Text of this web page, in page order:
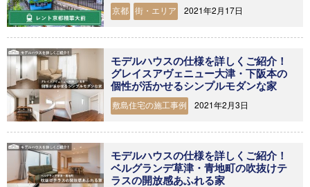
京都 街・エリア 2021年2月17日
モデルハウスの仕様を詳しくご紹介！
グレイスアヴェニュー大津・下阪本の
個性が活かせるシンプルモダンな家
敷島住宅の施工事例 2021年2月3日
モデルハウスの仕様を詳しくご紹介！
ベルグランデ草津・青地町の吹抜けテ
ラスの開放感あふれる家